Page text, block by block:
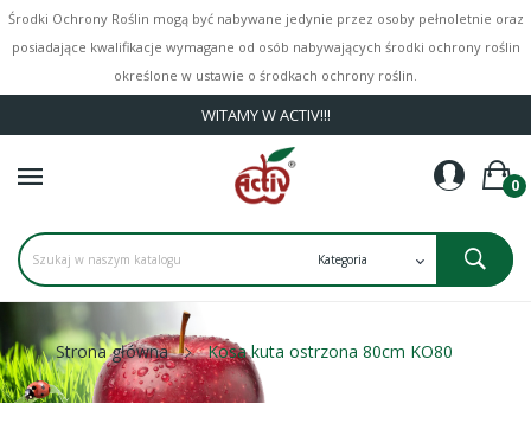
Środki Ochrony Roślin mogą być nabywane jedynie przez osoby pełnoletnie oraz
posiadające kwalifikacje wymagane od osób nabywających środki ochrony roślin
określone w ustawie o środkach ochrony roślin.
WITAMY W ACTIV!!!
0
Strona główna Kosa kuta ostrzona 80cm KO80